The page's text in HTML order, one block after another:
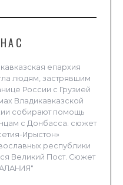
епархия
людям, застрявшим
России с Грузией
Владикавказской
собирают помощь
с Донбасса. сюжет
Ирыстон»
республики
Великий Пост. Сюжет